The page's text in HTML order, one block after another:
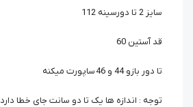
سایز 2 تا دورسینه 112
قد آستین 60
تا دور بازو 44 و 46 ساپورت میکنه
توجه : اندازه ها یک تا دو سانت جای خطا دارد